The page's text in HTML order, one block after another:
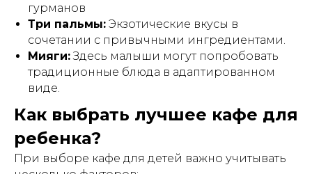
гурманов
Три пальмы: Экзотические вкусы в
сочетании с привычными ингредиентами.
Мияги:Здесь малыши могут попробовать
традиционные блюда в адаптированном
виде.
Как выбрать лучшее кафе для
ребенка?
При выборе кафе для детей важно учитывать